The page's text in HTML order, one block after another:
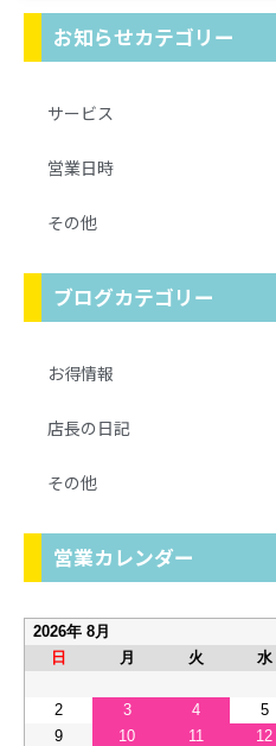
お知らせカテゴリー
サービス
営業日時
その他
ブログカテゴリー
お得情報
店長の日記
その他
営業カレンダー
2026年 8月
日
月 火 水
2
3 4 5
9
10 11 12